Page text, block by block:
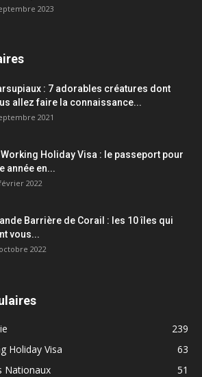
2023
: 7 adorables créatures dont
allez faire la connaissance...
2021
Working Holiday Visa : le passeport pour
année en...
2022
Barrière de Corail : les 10 îles qui
vous...
2022
239
Holiday Visa
63
Nationaux
51